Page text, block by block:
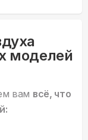
моделей
вам всё, что